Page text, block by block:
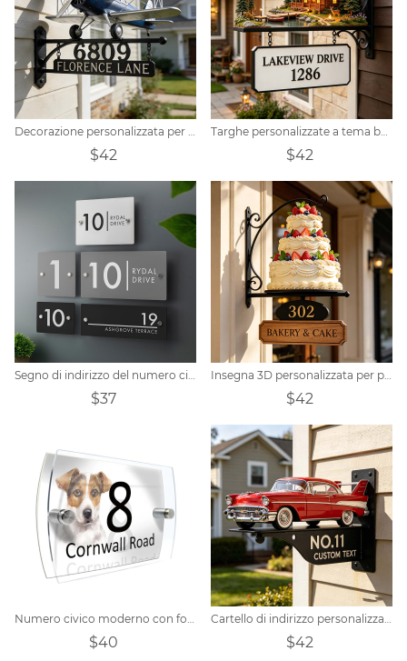
Decorazione personalizzata per targa/insegna per porta a tema aereo a elica vintage
$42
Targhe personalizzate a tema baita sul lago
$42
Segno di indirizzo del numero civico moderno personalizzato
$37
Insegna 3D personalizzata per panetteria e pasticceria
$42
Numero civico moderno con foto personalizzata personalizzata
$40
Cartello di indirizzo personalizzato a tema auto d'epoca americana.
$42